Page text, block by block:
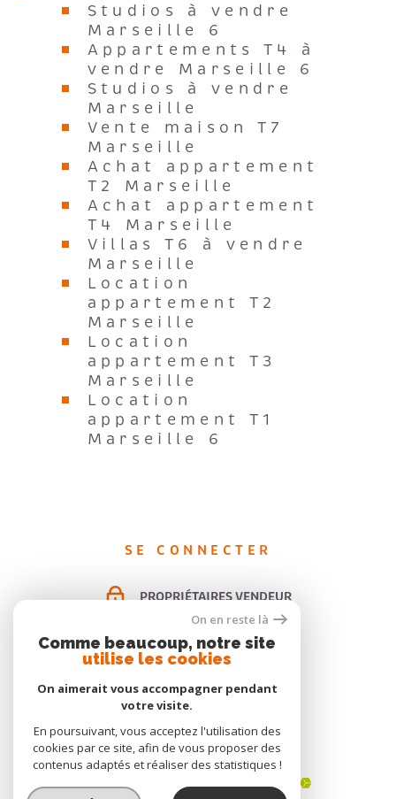
Studios à vendre
Marseille 6
Appartements T4 à
vendre Marseille 6
Studios à vendre
Marseille
Vente maison T7
Marseille
Achat appartement
T2 Marseille
Achat appartement
T4 Marseille
Villas T6 à vendre
Marseille
Location
appartement T2
Marseille
Location
appartement T3
Marseille
Location
appartement T1
Marseille 6
SE CONNECTER
PROPRIÉTAIRES VENDEUR
ESPACE GESTION
ADHÉRENTS
On en reste là
Comme beaucoup, notre site
utilise les cookies
On aimerait vous accompagner pendant
votre visite.
En poursuivant, vous acceptez l'utilisation des
cookies par ce site, afin de vous proposer des
contenus adaptés et réaliser des statistiques !